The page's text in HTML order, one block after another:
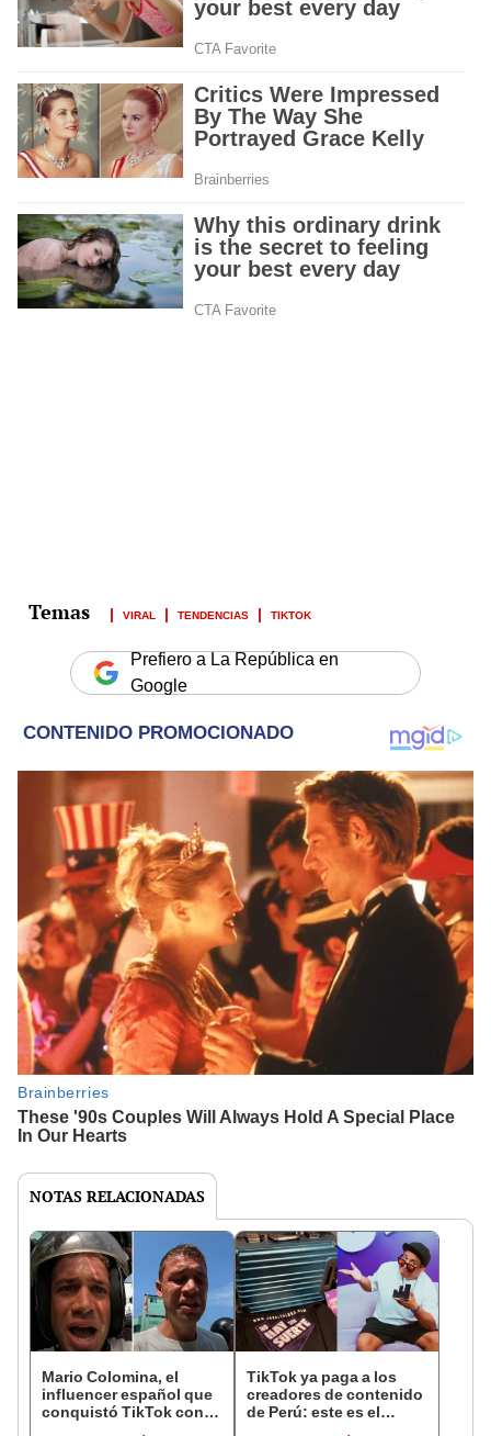
VIRAL TENDENCIAS TIKTOK
Prefiero a La República en
Google
NOTAS RELACIONADAS
Mario Colomina, el
influencer español que
conquistó TikTok con
TikTok ya paga a los
creadores de contenido
de Perú: este es el